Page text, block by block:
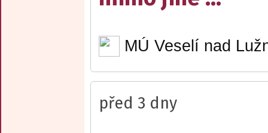
MÚ Veselí nad
před 3 dny